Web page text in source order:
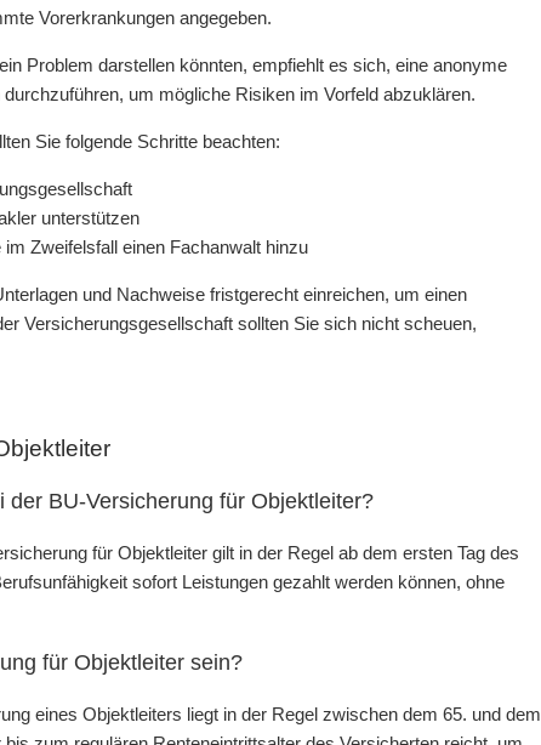
Vorerkrankungen angegeben.
Problem darstellen könnten, empfiehlt es sich, eine anonyme
um mögliche Risiken im Vorfeld abzuklären.
Sie folgende Schritte beachten:
unterstützen
Zweifelsfall einen Fachanwalt hinzu
und Nachweise fristgerecht einreichen, um einen
Versicherungsgesellschaft sollten Sie sich nicht scheuen,
BU-Versicherung für Objektleiter?
für Objektleiter gilt in der Regel ab dem ersten Tag des
sofort Leistungen gezahlt werden können, ohne
für Objektleiter sein?
eines Objektleiters liegt in der Regel zwischen dem 65. und dem